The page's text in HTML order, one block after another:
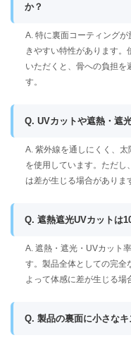
か？
A. 特に裏面コーティング
きやすい特性があります
いただくと、骨への負担を
す。
Q. UVカットや遮熱・遮
A. 紫外線を通しにくく、
を使用しています。ただし
は差が生じる場合がありま
Q. 遮熱遮光UVカットは
A. 遮熱・遮光・UVカット
す。製品全体としての完全
よって体感に差が生じる場
Q. 製品の裏面に小さなキ